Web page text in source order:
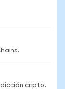
cripto.